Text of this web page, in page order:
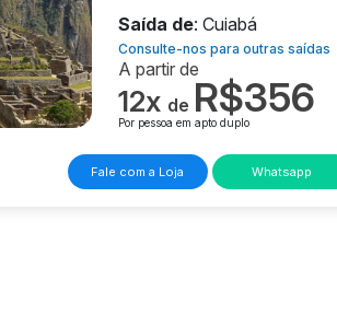
Saída de: Cuiabá
Consulte-nos para outras saídas
A partir de
12x de R$356
Por pessoa em apto duplo
Fale com a Loja
Whatsapp